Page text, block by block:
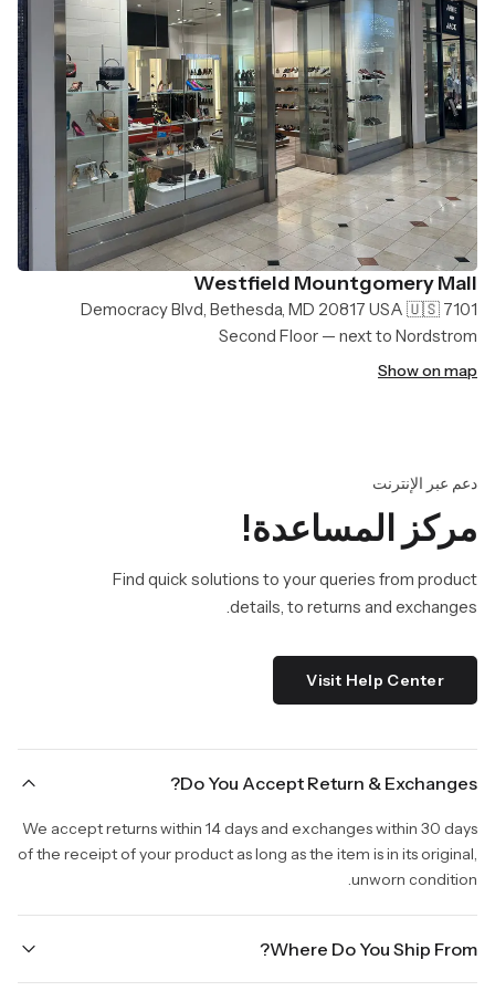
Westfield Mountgomery Mall
7101 Democracy Blvd, Bethesda, MD 20817 USA 🇺🇸
Second Floor — next to Nordstrom
Show on map
دعم عبر الإنترنت
مركز المساعدة!
Find quick solutions to your queries from product
details, to returns and exchanges.
Visit Help Center
Do You Accept Return & Exchanges?
We accept returns within 14 days and exchanges within 30 days
of the receipt of your product as long as the item is in its original,
unworn condition.
Where Do You Ship From?